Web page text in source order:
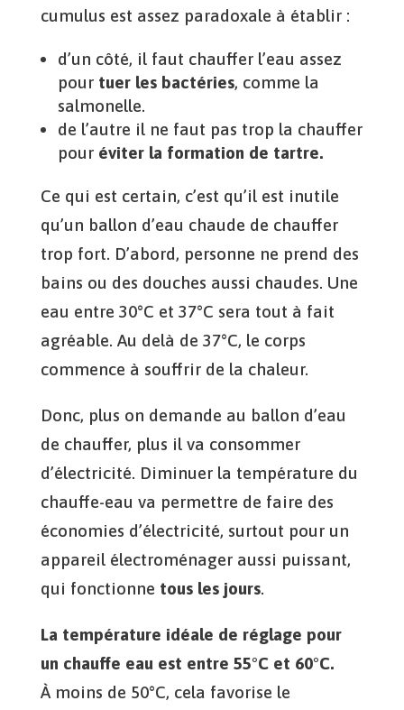
cumulus est assez paradoxale à établir :
d’un côté, il faut chauffer l’eau assez
pour tuer les bactéries, comme la
salmonelle.
de l’autre il ne faut pas trop la chauffer
pour éviter la formation de tartre.
Ce qui est certain, c’est qu’il est inutile
qu’un ballon d’eau chaude de chauffer
trop fort. D’abord, personne ne prend des
bains ou des douches aussi chaudes. Une
eau entre 30°C et 37°C sera tout à fait
agréable. Au delà de 37°C, le corps
commence à souffrir de la chaleur.
Donc, plus on demande au ballon d’eau
de chauffer, plus il va consommer
d’électricité. Diminuer la température du
chauffe-eau va permettre de faire des
économies d’électricité, surtout pour un
appareil électroménager aussi puissant,
qui fonctionne tous les jours.
La température idéale de réglage pour
un chauffe eau est entre 55°C et 60°C.
À moins de 50°C, cela favorise le